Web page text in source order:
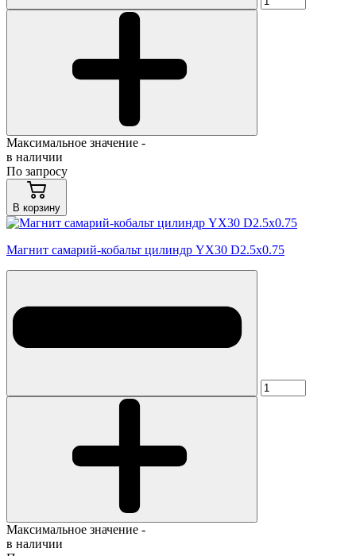
Максимальное значение -
в наличии
По запросу
В корзину
Магнит самарий-кобальт цилиндр YX30 D2.5x0.75
Максимальное значение -
в наличии